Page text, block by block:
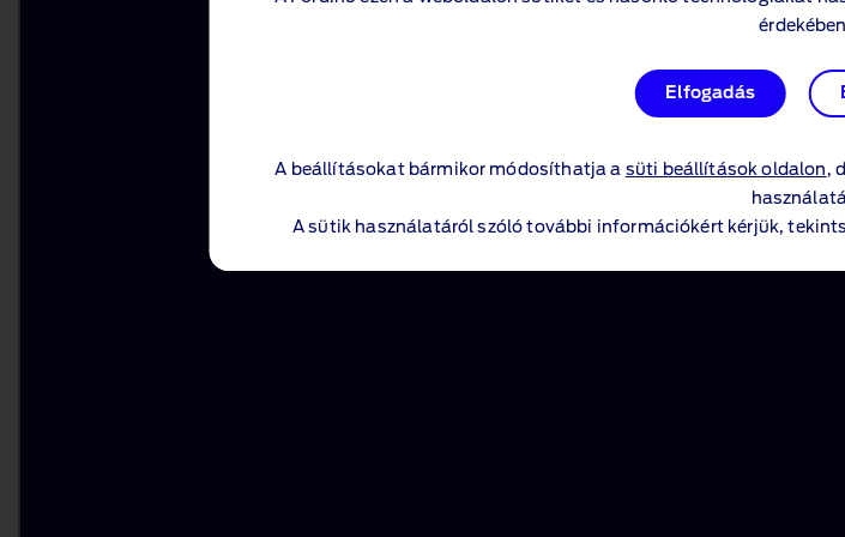
Elfogadás
A beállításokat bármikor módosíthatja a süti beállítások oldalon ,
A sütik használatáról szóló további információkért kérjük,
Elfogadás
A beállításokat bármikor módosíthatja a süti beállítások oldalon ,
A sütik használatáról szóló további információkért kérjük,